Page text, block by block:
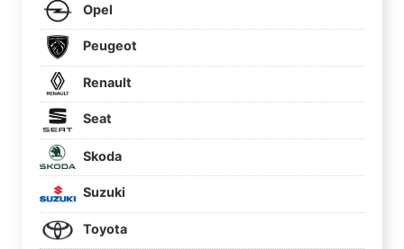
Opel
Peugeot
Renault
Seat
Skoda
Suzuki
Toyota